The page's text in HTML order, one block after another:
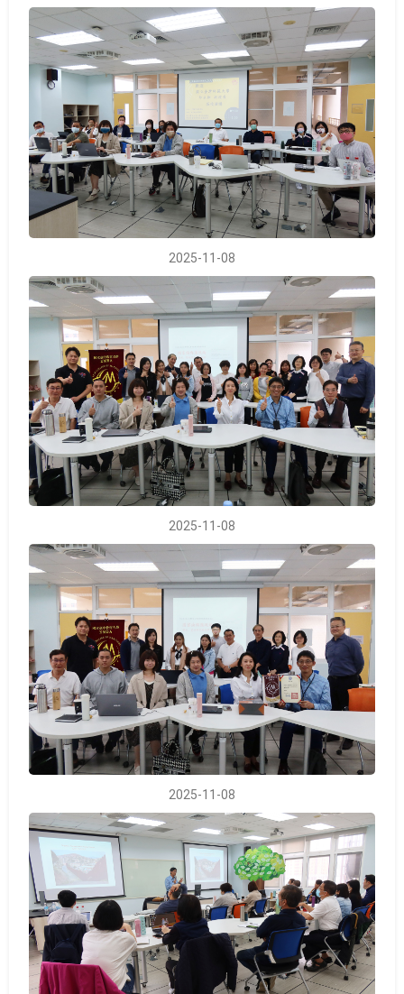
2025-11-08
2025-11-08
2025-11-08